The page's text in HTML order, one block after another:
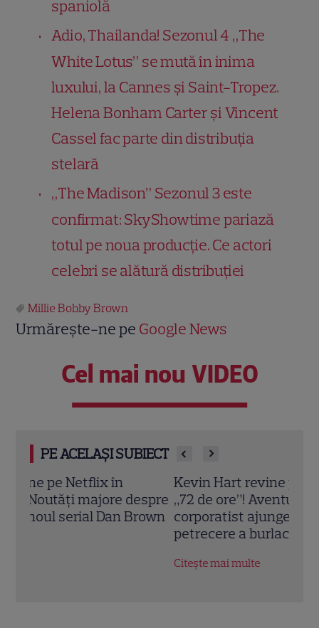
spaniolă
Adio, Thailanda! Sezonul 4 „The
White Lotus” se mută în inima
luxului, la Cannes și Saint-Tropez.
Helena Bonham Carter și Vincent
Cassel fac parte din distribuția
stelară
„The Madison” Sezonul 3 este
confirmat: SkyShowtime pariază
totul pe noua producție. Ce actori
celebri se alătură distribuției
Millie Bobby Brown
Urmărește-ne pe Google News
Cel mai nou VIDEO
PE ACELAȘI SUBIECT
Kevin Hart revine pe Netflix în comedia
„72 de ore”! Aventura haotică în care un
corporatist ajunge din greșeală la o